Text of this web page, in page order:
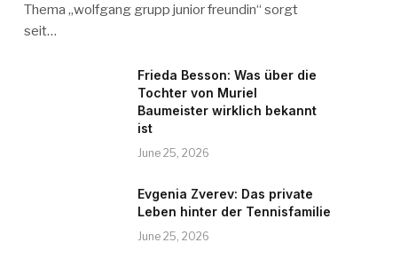
Thema „wolfgang grupp junior freundin“ sorgt
seit…
Frieda Besson: Was über die
Tochter von Muriel
Baumeister wirklich bekannt
ist
June 25, 2026
Evgenia Zverev: Das private
Leben hinter der Tennisfamilie
June 25, 2026